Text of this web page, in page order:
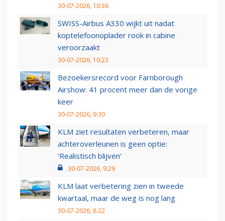
30-07-2026, 10:36
SWISS-Airbus A330 wijkt uit nadat
koptelefoonoplader rook in cabine
veroorzaakt
30-07-2026, 10:23
Bezoekersrecord voor Farnborough
Airshow: 41 procent meer dan de vorige
keer
30-07-2026, 9:30
KLM ziet resultaten verbeteren, maar
achteroverleunen is geen optie:
‘Realistisch blijven’
30-07-2026, 9:29
KLM laat verbetering zien in tweede
kwartaal, maar de weg is nog lang
30-07-2026, 8:22